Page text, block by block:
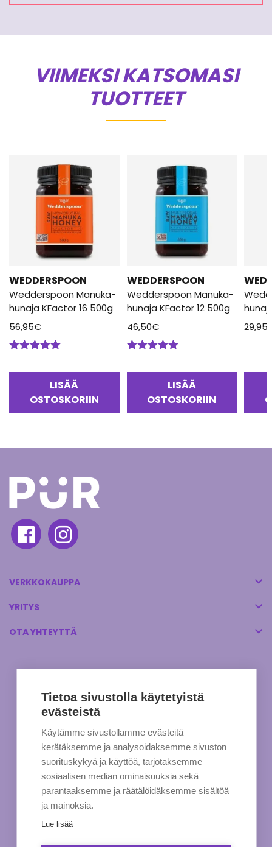
VIIMEKSI KATSOMASI
TUOTTEET
WEDDERSPOON
Wedderspoon Manuka-
hunaja KFactor 16 500g
56,95€
LISÄÄ
OSTOSKORIIN
WEDDERSPOON
Wedderspoon Manuka-
hunaja KFactor 12 500g
46,50€
LISÄÄ
OSTOSKORIIN
29,95
VERKKOKAUPPA
YRITYS
OTA YHTEYTTÄ
Tietoa sivustolla käytetyistä
evästeistä
Käytämme sivustollamme evästeitä
kerätäksemme ja analysoidaksemme sivuston
suorituskykyä ja käyttöä, tarjotaksemme
sosiaalisen median ominaisuuksia sekä
parantaaksemme ja räätälöidäksemme sisältöä
ja mainoksia.
Lue lisää